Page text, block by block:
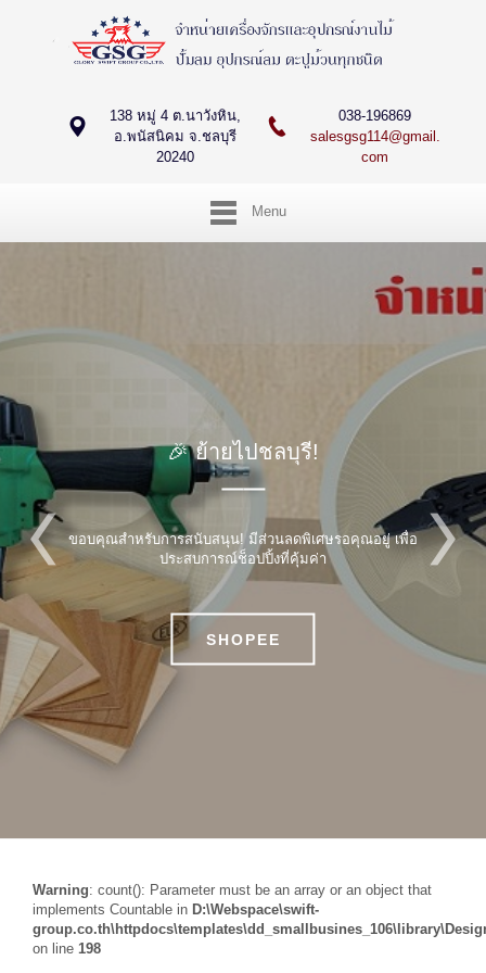
138 หมู่ 4 ต.นาวังหิน,
อ.พนัสนิคม จ.ชลบุรี
20240
038-196869
salesgsg114@gmail.
com
Menu
🎉 ย้ายไปชลบุรี!
ขอบคุณสำหรับการสนับสนุน! มีส่วนลดพิเศษรอคุณอยู่ เพื่อ
ประสบการณ์ช็อปปิ้งที่คุ้มค่า
SHOPEE
Warning: count(): Parameter must be an array or an object that
implements Countable in D:\Webspace\swift-
on line 198